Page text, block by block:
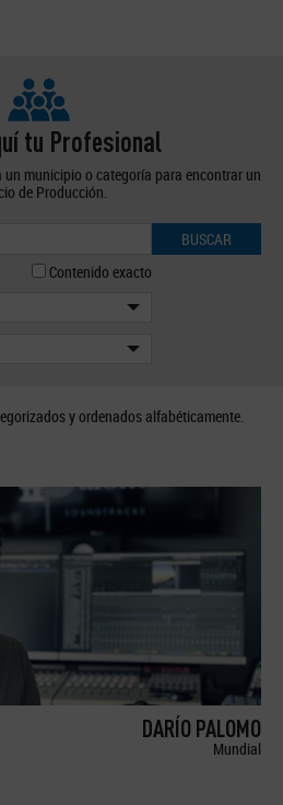
tu Profesional
municipio o categoría para encontrar un
de Producción.
BUSCAR
Contenido exacto
y ordenados alfabéticamente.
DARÍO PALOMO
Mundial